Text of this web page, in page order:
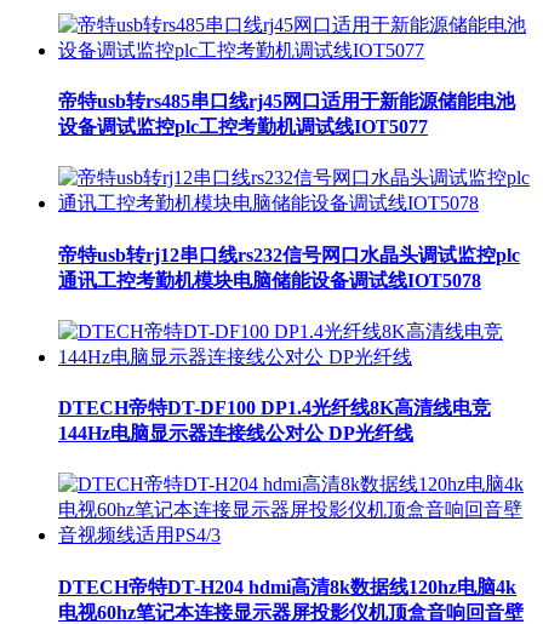
帝特usb转rs485串口线rj45网口适用于新能源储能电池
设备调试监控plc工控考勤机调试线IOT5077
帝特usb转rj12串口线rs232信号网口水晶头调试监控plc
通讯工控考勤机模块电脑储能设备调试线IOT5078
DTECH帝特DT-DF100 DP1.4光纤线8K高清线电竞
144Hz电脑显示器连接线公对公 DP光纤线
DTECH帝特DT-H204 hdmi高清8k数据线120hz电脑4k
电视60hz笔记本连接显示器屏投影仪机顶盒音响回音壁